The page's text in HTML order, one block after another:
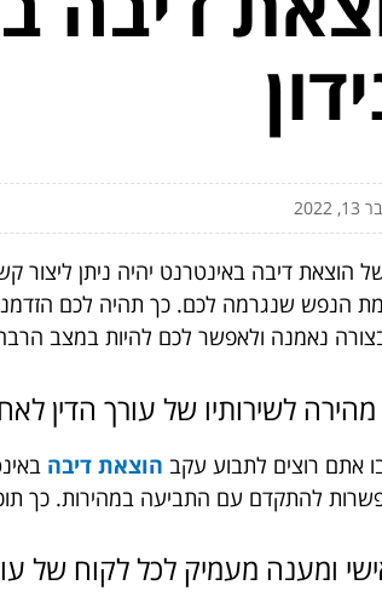
הוצאת דיבה באינטרנט יהיה ניתן ליצור
הנפש שנגרמה לכם. כך תהיה לכם
נאמנה ולאפשר לכם להיות במצב
מהירה לשירותיו של עורך הדין
אתם רוצים לתבוע עקב הוצאת דיבה
להתקדם עם התביעה במהירות. כך
אישי ומענה מעמיק לכל לקוח של